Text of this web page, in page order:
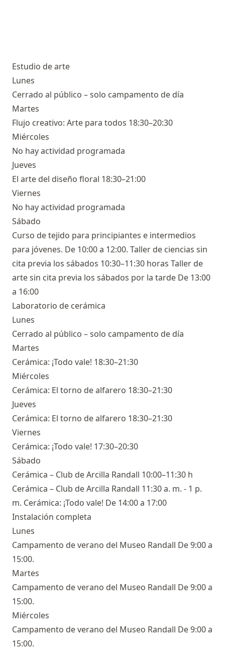
Estudio de arte
Lunes
Cerrado al público – solo campamento de día
Martes
Flujo creativo: Arte para todos 18:30–20:30
Miércoles
No hay actividad programada
Jueves
El arte del diseño floral 18:30–21:00
Viernes
No hay actividad programada
Sábado
Curso de tejido para principiantes e intermedios
para jóvenes. De 10:00 a 12:00. Taller de ciencias sin
cita previa los sábados 10:30–11:30 horas Taller de
arte sin cita previa los sábados por la tarde De 13:00
a 16:00
Laboratorio de cerámica
Lunes
Cerrado al público – solo campamento de día
Martes
Cerámica: ¡Todo vale! 18:30–21:30
Miércoles
Cerámica: El torno de alfarero 18:30–21:30
Jueves
Cerámica: El torno de alfarero 18:30–21:30
Viernes
Cerámica: ¡Todo vale! 17:30–20:30
Sábado
Cerámica – Club de Arcilla Randall 10:00–11:30 h
Cerámica – Club de Arcilla Randall 11:30 a. m. - 1 p.
m. Cerámica: ¡Todo vale! De 14:00 a 17:00
Instalación completa
Lunes
Campamento de verano del Museo Randall De 9:00 a
15:00.
Martes
Campamento de verano del Museo Randall De 9:00 a
15:00.
Miércoles
Campamento de verano del Museo Randall De 9:00 a
15:00.